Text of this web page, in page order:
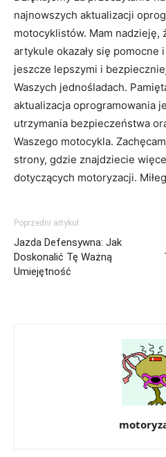
najnowszych aktualizacji
motocyklistów.​ Mam nadzieję,
artykule okazały ⁤się pomocne⁤
jeszcze lepszymi i⁢
Waszych ​jednośladach.
⁢aktualizacja oprogramowania⁤
utrzymania⁤ bezpieczeństwa
Waszego motocykla.
strony,⁤ gdzie znajdziecie
dotyczących ‍motoryzacji.
Poprzedni artykuł
Jazda Defensywna: Jak
Doskonalić Tę Ważną
Umiejętność